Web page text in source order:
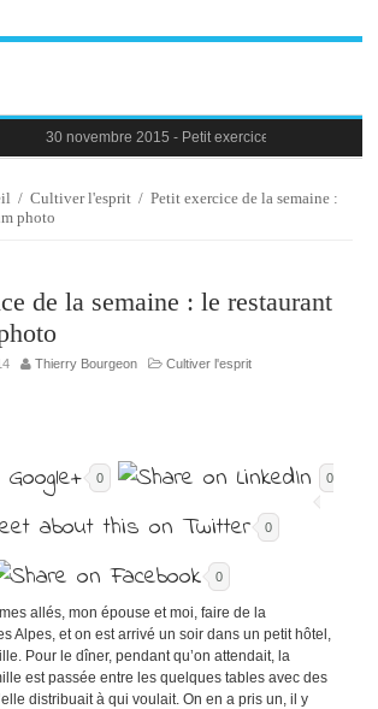
30 novembre 2015 - Petit exercice de la semaine
30 novembre 2015 -Blague au bureau #9
23 novembre 2015 - Le syndrome de l’imposteur,
/Cultiver l'esprit /Petit exercice de la semaine :
photo
de la semaine : le restaurant
Thierry Bourgeon Cultiver l'esprit
0 0
0
0
allés, mon épouse et moi, faire de la
Alpes, et on est arrivé un soir dans un petit hôtel,
Pour le dîner, pendant qu’on attendait, la
est passée entre les quelques tables avec des
distribuait à qui voulait. On en a pris un, il y